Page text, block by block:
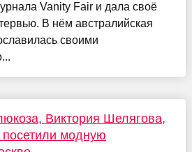
Vanity Fair и дала своё
В нём австралийская
своими
Виктория Шелягова,
модную